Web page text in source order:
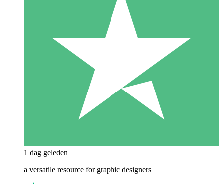
1 dag geleden
a versatile resource for graphic designers